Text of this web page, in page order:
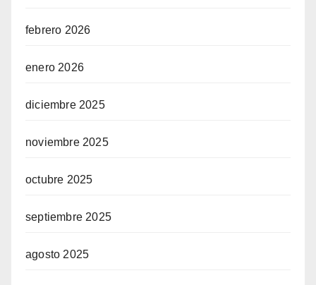
febrero 2026
enero 2026
diciembre 2025
noviembre 2025
octubre 2025
septiembre 2025
agosto 2025